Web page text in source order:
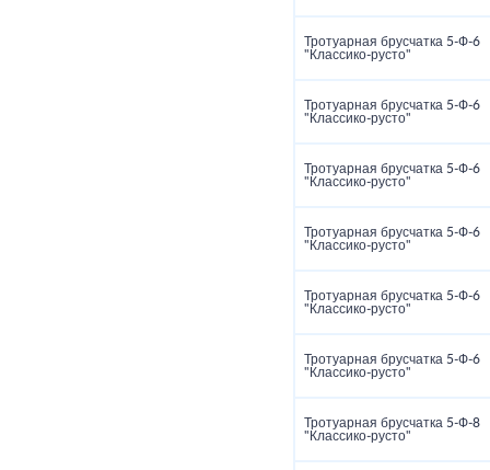
Тротуарная брусчатка 5‑Ф‑6
"Классико‑русто"
Тротуарная брусчатка 5‑Ф‑6
"Классико‑русто"
Тротуарная брусчатка 5‑Ф‑6
"Классико‑русто"
Тротуарная брусчатка 5‑Ф‑6
"Классико‑русто"
Тротуарная брусчатка 5‑Ф‑6
"Классико‑русто"
Тротуарная брусчатка 5‑Ф‑6
"Классико‑русто"
Тротуарная брусчатка 5‑Ф‑8
"Классико‑русто"